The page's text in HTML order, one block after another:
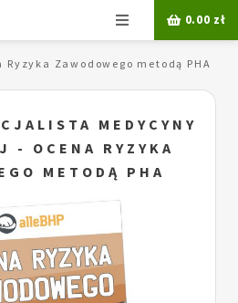
Menu 0.00 zł
Zawodowego metodą PHA
MEDYCYNY
- OCENA RYZYKA
METODĄ PHA